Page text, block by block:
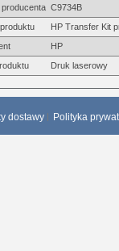
producenta C9734B
HP Transfer Kit
HP
Druk laserowy
dostawy Polityka